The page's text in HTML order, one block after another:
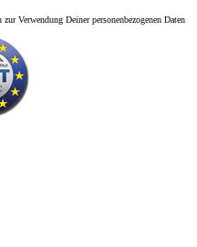
Verwendung Deiner personenbezogenen Daten